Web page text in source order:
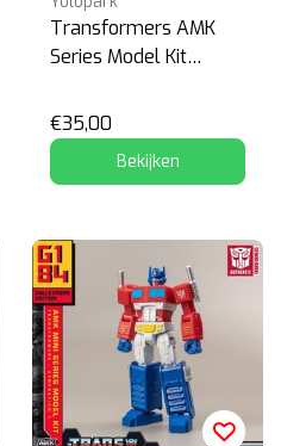
Transformers AMK
Series Model Kit
€35,00
Bekijken